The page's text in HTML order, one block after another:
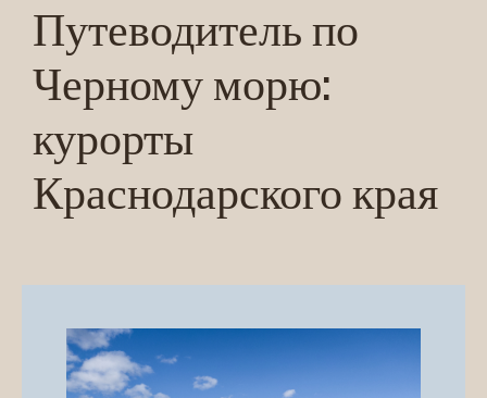
Путеводитель по
Черному морю:
курорты
Краснодарского края